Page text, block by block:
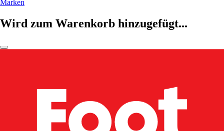
Marken
Wird zum Warenkorb hinzugefügt...